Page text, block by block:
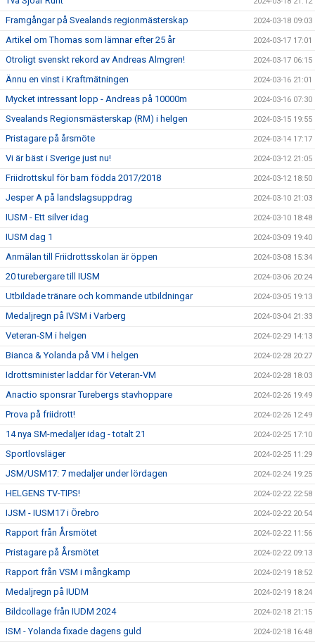
Framgångar på Svealands regionmästerskap 2024-03-18 09:03
Artikel om Thomas som lämnar efter 25 år 2024-03-17 17:01
Otroligt svenskt rekord av Andreas Almgren! 2024-03-17 06:15
Ännu en vinst i Kraftmätningen 2024-03-16 21:01
Mycket intressant lopp - Andreas på 10000m 2024-03-16 07:30
Svealands Regionsmästerskap (RM) i helgen 2024-03-15 19:55
Pristagare på årsmöte 2024-03-14 17:17
Vi är bäst i Sverige just nu! 2024-03-12 21:05
Friidrottskul för barn födda 2017/2018 2024-03-12 18:50
Jesper A på landslagsuppdrag 2024-03-10 21:03
IUSM - Ett silver idag 2024-03-10 18:48
IUSM dag 1 2024-03-09 19:40
Anmälan till Friidrottsskolan är öppen 2024-03-08 15:34
20 turebergare till IUSM 2024-03-06 20:24
Utbildade tränare och kommande utbildningar 2024-03-05 19:13
Medaljregn på IVSM i Varberg 2024-03-04 21:33
Veteran-SM i helgen 2024-02-29 14:13
Bianca & Yolanda på VM i helgen 2024-02-28 20:27
Idrottsminister laddar för Veteran-VM 2024-02-28 18:03
Anactio sponsrar Turebergs stavhoppare 2024-02-26 19:49
Prova på friidrott! 2024-02-26 12:49
14 nya SM-medaljer idag - totalt 21 2024-02-25 17:10
Sportlovsläger 2024-02-25 11:29
JSM/USM17: 7 medaljer under lördagen 2024-02-24 19:25
HELGENS TV-TIPS! 2024-02-22 22:58
IJSM - IUSM17 i Örebro 2024-02-22 20:54
Rapport från Årsmötet 2024-02-22 11:56
Pristagare på Årsmötet 2024-02-22 09:13
Rapport från VSM i mångkamp 2024-02-19 18:52
Medaljregn på IUDM 2024-02-19 18:24
Bildcollage från IUDM 2024 2024-02-18 21:15
ISM - Yolanda fixade dagens guld 2024-02-18 16:48